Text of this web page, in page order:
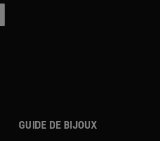
Guide de bijoux